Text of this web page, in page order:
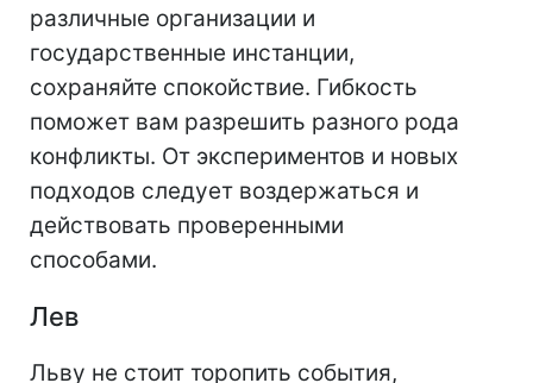
различные организации и
государственные инстанции,
сохраняйте спокойствие. Гибкость
поможет вам разрешить разного рода
конфликты. От экспериментов и новых
подходов следует воздержаться и
действовать проверенными
способами.
Лев
Льву не стоит торопить события,